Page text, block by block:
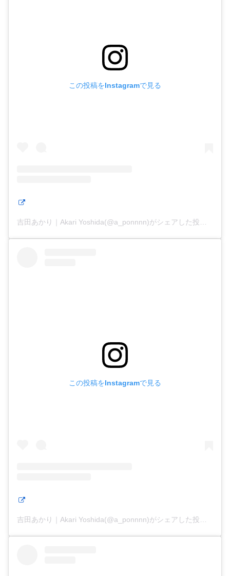
この投稿をInstagramで見る
この投稿をInstagramで見る